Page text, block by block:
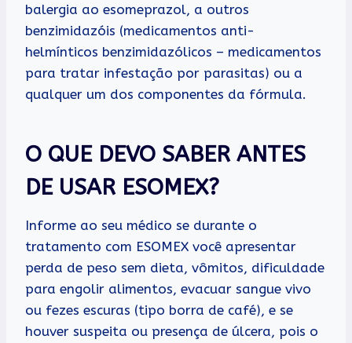
balergia ao esomeprazol, a outros
benzimidazóis (medicamentos anti-
helmínticos benzimidazólicos – medicamentos
para tratar infestação por parasitas) ou a
qualquer um dos componentes da fórmula.
O QUE DEVO SABER ANTES
DE USAR ESOMEX?
Informe ao seu médico se durante o
tratamento com ESOMEX você apresentar
perda de peso sem dieta, vômitos, dificuldade
para engolir alimentos, evacuar sangue vivo
ou fezes escuras (tipo borra de café), e se
houver suspeita ou presença de úlcera, pois o